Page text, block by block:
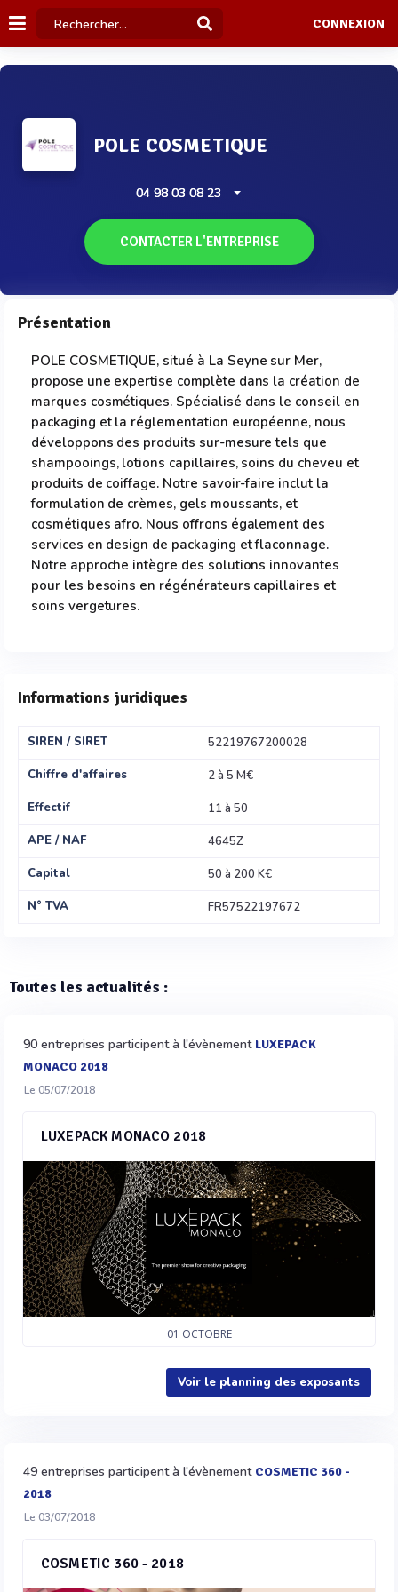
CONNEXION
POLE COSMETIQUE
04 98 03 08 23
CONTACTER L'ENTREPRISE
Présentation
POLE COSMETIQUE, situé à La Seyne sur Mer,
propose une expertise complète dans la création de
marques cosmétiques. Spécialisé dans le conseil en
packaging et la réglementation européenne, nous
développons des produits sur-mesure tels que
shampooings, lotions capillaires, soins du cheveu et
produits de coiffage. Notre savoir-faire inclut la
formulation de crèmes, gels moussants, et
cosmétiques afro. Nous offrons également des
services en design de packaging et flaconnage.
Notre approche intègre des solutions innovantes
pour les besoins en régénérateurs capillaires et
soins vergetures.
Informations juridiques
SIREN / SIRET
52219767200028
Chiffre d'affaires
2 à 5 M€
Effectif
11 à 50
APE / NAF
4645Z
Capital
50 à 200 K€
N° TVA
FR57522197672
Toutes les actualités :
90 entreprises participent à l'évènement LUXEPACK
MONACO 2018
Le 05/07/2018
LUXEPACK MONACO 2018
01 OCTOBRE
Voir le planning des exposants
49 entreprises participent à l'évènement COSMETIC 360 -
2018
Le 03/07/2018
COSMETIC 360 - 2018